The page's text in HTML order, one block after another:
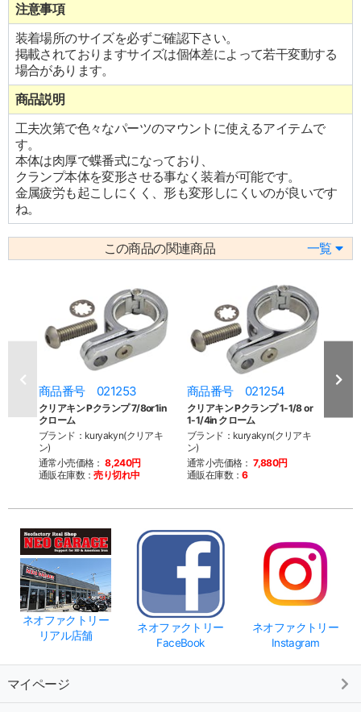
注意事項
装着場所のサイズを必ずご確認下さい。
掲載されておりますサイズは個体差によって若干変動する
場合があります。
商品説明
工夫次第で色々なパーツのマウントに使えるアイテムで
す。
本体は肉厚で蝶番式になっており、
クランプ本体を変形させる事なく装着が可能です。
金属疲労も起こしにくく、形も変形しにくいのが良いです
ね。
この商品の関連商品 一覧
商品番号 021253
クリアキン Pクランプ 7/8or1in
クローム
ブランド：kuryakyn(クリアキ
ン)
通常小売価格： 8,240円
通販在庫数：売り切れ中
商品番号 021254
クリアキン Pクランプ 1-1/8 or
1-1/4in クローム
ブランド：kuryakyn(クリアキ
ン)
通常小売価格： 7,880円
通販在庫数：6
1-1/
ネオファクトリー
リアル店舗
ネオファクトリー
FaceBook
ネオファクトリー
Instagram
マイページ